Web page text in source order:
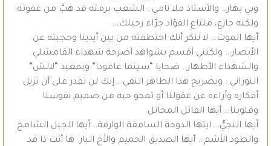
وبي بهار.. والأستاذ ملا نامي.. الشعب برمته قد هبَّ من غفوته.
ولكنه جازع، ملتاع الفؤاد جرّاء رحيلك…
أيها الموت… لا ننكر أنك اختطفته من بين أيدينا وحجبته عن
الأبصار… ولكنني أقسم بشواهد أضرحة شهداء القامشلي
والشهداء الأطهار.. ضحايا “سينما عامودا” وبمعبد “لالش”
النوراني.. وبضريح هذا الطاهر النقي… إنك لن تقدر على أن تزيل
أفكاره وآراءه عن عقولنا أو تمحو حبه من صميم نفوسنا
وقلوبنا… أيها القاتل المخاتل.
أيها النجيُّ… ايتها الدوحة السامقة الوارفة.. أيها الجبل الشامخ
والطود الأشم… أيها الصديق الحميم والأخ البار. ها أنت ذا قد